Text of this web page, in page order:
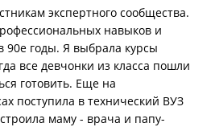
экспертного сообщества.
навыков и
90е годы. Я выбрала курсы
все девчонки из класса пошли
готовить. Еще на
поступила в технический ВУЗ
маму - врача и папу-